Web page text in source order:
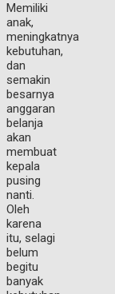
Memiliki
anak,
meningkatnya
kebutuhan,
dan
semakin
besarnya
anggaran
belanja
akan
membuat
kepala
pusing
nanti.
Oleh
karena
itu, selagi
belum
begitu
banyak